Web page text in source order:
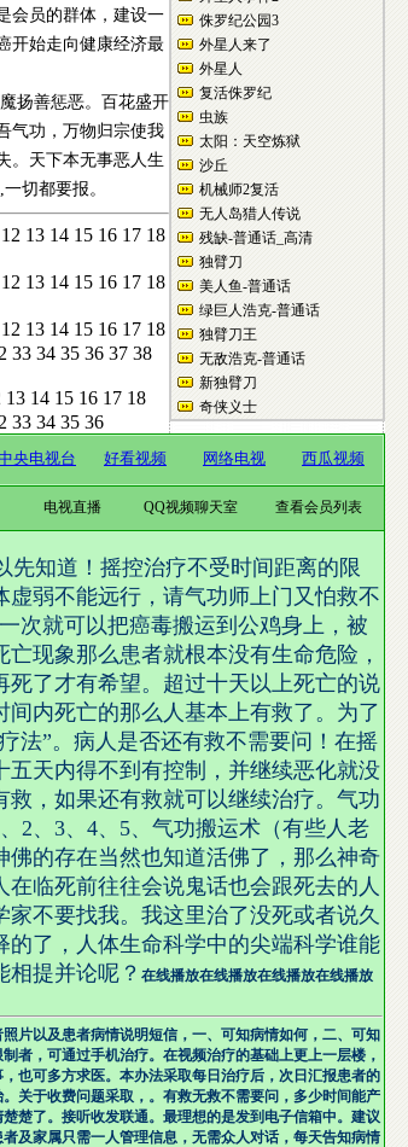
会员的群体，建设一
开始走向健康经济最
扬善惩恶。百花盛开
气功，万物归宗使我
。天下本无事恶人生
切都要报。
12 13 14 15 16 17 18
12 13 14 15 16 17 18
12 13 14 15 16 17 18
33 34 35 36 37 38
13 14 15 16 17 18
33 34 35 36
电视直播 QQ视频聊天室 查看会员列表
知道！摇控治疗不受时间距离的限
弱不能远行，请气功师上门又怕救不
次就可以把癌毒搬运到公鸡身上，被
现象那么患者就根本没有生命危险，
了才有希望。超过十天以上死亡的说
内死亡的那么人基本上有救了。为了
法”。病人是否还有救不需要问！在摇
天内得不到有控制，并继续恶化就没
，如果还有救就可以继续治疗。气功
2、3、4、5、气功搬运术（有些人老
的存在当然也知道活佛了，那么神奇
临死前往往会说鬼话也会跟死去的人
不要找我。我这里治了没死或者说久
了，人体生命科学中的尖端科学谁能
提并论呢？ 在线播放在线播放在线播放在线播放
片以及患者病情说明短信，一、可知病情如何，二、可知
者，可通过手机治疗。在视频治疗的基础上更上一层楼，
也可多方求医。本办法采取每日治疗后，次日汇报患者的
关于收费问题采取，。有救无救不需要问，多少时间能产
楚了。接听收发联通。最理想的是发到电子信箱中。建议
及家属只需一人管理信息，无需众人对话，每天告知病情